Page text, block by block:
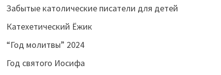
Забытые католические писатели для детей
Катехетический Ёжик
“Год молитвы” 2024
Год святого Иосифа